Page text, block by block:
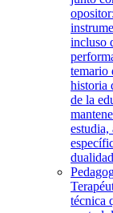
incluso
temario
historia
de la
técnica